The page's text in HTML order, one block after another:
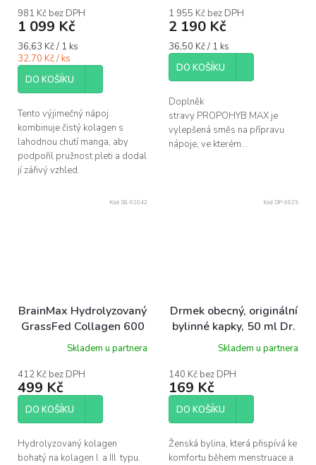
produktu
je
z
5
hvězdiček.
981 Kč bez DPH
1 099 Kč
Měrná
cena:
36,63 Kč / 1 ks
32.70 Kč / ks
DO KOŠÍKU
Tento výjimečný nápoj
kombinuje čistý kolagen s
lahodnou chutí manga, aby
podpořil pružnost pleti a dodal
jí zářivý vzhled.
1 955 Kč bez DPH
2 190 Kč
Měrná
cena:
36,50 Kč / 1 ks
DO KOŠÍKU
Doplněk
stravy PROPOHYB MAX je
vylepšená směs na přípravu
nápoje, ve kterém...
BrainMax Hydrolyzovaný
GrassFed Collagen 600
mg, 100 kapslí
Skladem u partnera
412 Kč bez DPH
499 Kč
DO KOŠÍKU
Hydrolyzovaný kolagen
bohatý na kolagen I. a III. typu.
Kód: SB-61042
Drmek obecný, originální
bylinné kapky, 50 ml Dr.
Popov
Skladem u partnera
140 Kč bez DPH
169 Kč
DO KOŠÍKU
Ženská bylina, která přispívá ke
komfortu během menstruace a
Kód: DP-9925